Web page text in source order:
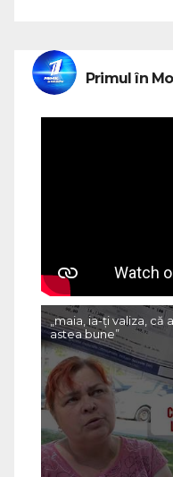
Primul în
„maia, ia-ți valiza, că
astea bune”